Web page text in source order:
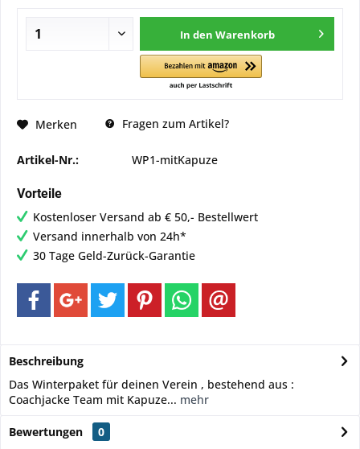
In den Warenkorb
Merken Fragen zum Artikel?
Artikel-Nr.: WP1-mitKapuze
Vorteile
Kostenloser Versand ab € 50,- Bestellwert
Versand innerhalb von 24h*
30 Tage Geld-Zurück-Garantie
Beschreibung
Das Winterpaket für deinen Verein , bestehend aus :
Coachjacke Team mit Kapuze... mehr
Bewertungen
0